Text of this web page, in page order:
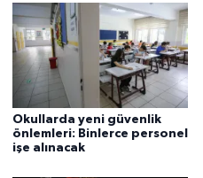
Okullarda yeni güvenlik
önlemleri: Binlerce personel
işe alınacak